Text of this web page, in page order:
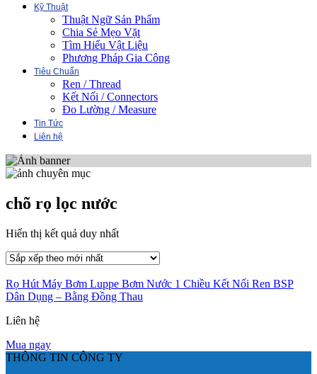
Kỹ Thuật
Thuật Ngữ Sản Phẩm
Chia Sẻ Mẹo Vặt
Tìm Hiểu Vật Liệu
Phương Pháp Gia Công
Tiêu Chuẩn
Ren / Thread
Kết Nối / Connectors
Đo Lường / Measure
Tin Tức
Liên hệ
chõ rọ lọc nước
Hiển thị kết quả duy nhất
Rọ Hút Máy Bơm Luppe Bơm Nước 1 Chiều Kết Nối Ren BSP
Dân Dụng – Bằng Đồng Thau
Liên hệ
Mua ngay
THÔNG TIN CÔNG TY